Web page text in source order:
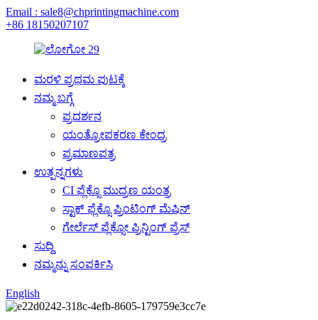
Email : sale8@chprintingmachine.com
+86 18150207107
ಮರಳಿ ಪ್ರಥಮ ಪುಟಕ್ಕೆ
ನಮ್ಮ ಬಗ್ಗೆ
ಪ್ರದರ್ಶನ
ಯಂತ್ರೋಪಕರಣ ಕೇಂದ್ರ
ಪ್ರಮಾಣಪತ್ರ
ಉತ್ಪನ್ನಗಳು
CI ಫ್ಲೆಕ್ಸೊ ಮುದ್ರಣ ಯಂತ್ರ
ಸ್ಟಾಕ್ ಫ್ಲೆಕ್ಸೊ ಪ್ರಿಂಟಿಂಗ್ ಮೆಷಿನ್
ಗೇರ್ಲೆಸ್ ಫ್ಲೆಕ್ಸೋ ಪ್ರಿನ್ಟಿಂಗ್ ಪ್ರೆಸ್
ಸುದ್ದಿ
ನಮ್ಮನ್ನು ಸಂಪರ್ಕಿಸಿ
English